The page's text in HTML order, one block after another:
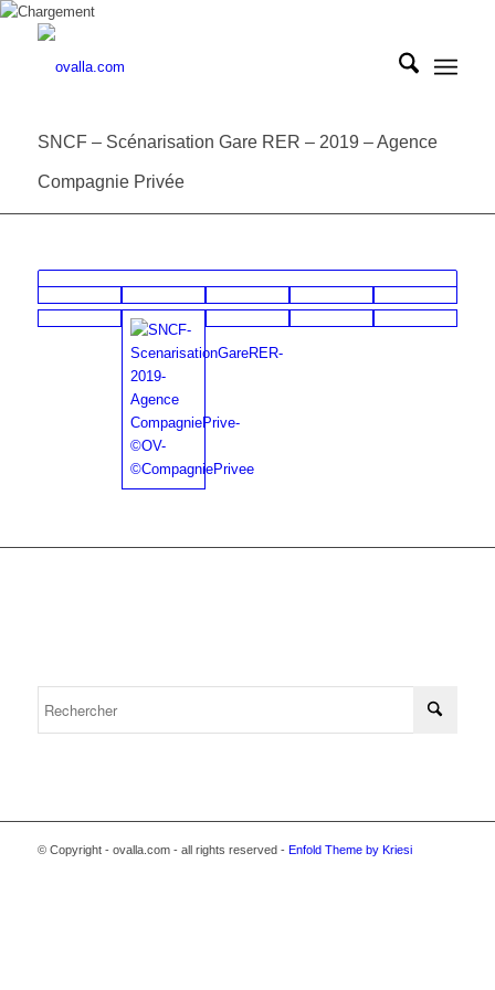
SNCF – Scénarisation Gare RER – 2019 – Agence
Compagnie Privée
© Copyright - ovalla.com - all rights reserved - Enfold Theme by Kriesi